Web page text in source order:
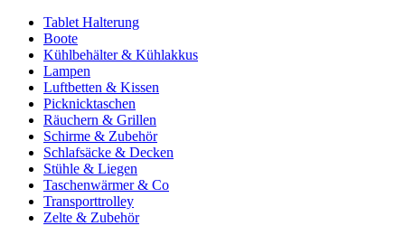
Tablet Halterung
Boote
Kühlbehälter & Kühlakkus
Lampen
Luftbetten & Kissen
Picknicktaschen
Räuchern & Grillen
Schirme & Zubehör
Schlafsäcke & Decken
Stühle & Liegen
Taschenwärmer & Co
Transporttrolley
Zelte & Zubehör